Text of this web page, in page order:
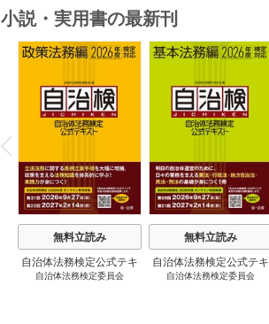
小説・実用書の最新刊
P
r
e
i
o
u
s
無料立読み
自治体法務検定公式テキ
スト 政策法務編 ２０
自治体法務検定委員会
無料立読み
自治体法務検定公式テキ
スト 基本法務編 ２０
自治体法務検定委員会